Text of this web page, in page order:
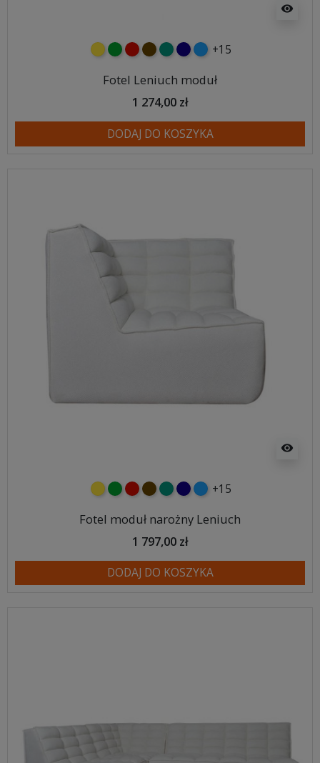
visibility
żółtyzielonyczerwony
czekoladowy
turkusowy
granatowy
niebieski
+15
Fotel Leniuch moduł
1 274,00 zł
DODAJ DO KOSZYKA
visibility
żółtyzielonyczerwony
czekoladowy
turkusowy
granatowy
niebieski
+15
Fotel moduł narożny Leniuch
1 797,00 zł
DODAJ DO KOSZYKA